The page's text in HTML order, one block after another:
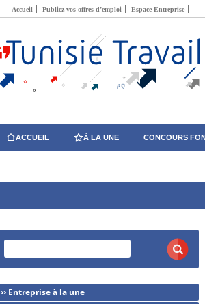
Accueil Publiez vos offres d’emploi Espace Entreprise
ACCUEIL À LA UNE CONCOURS
›› Entreprise à la une